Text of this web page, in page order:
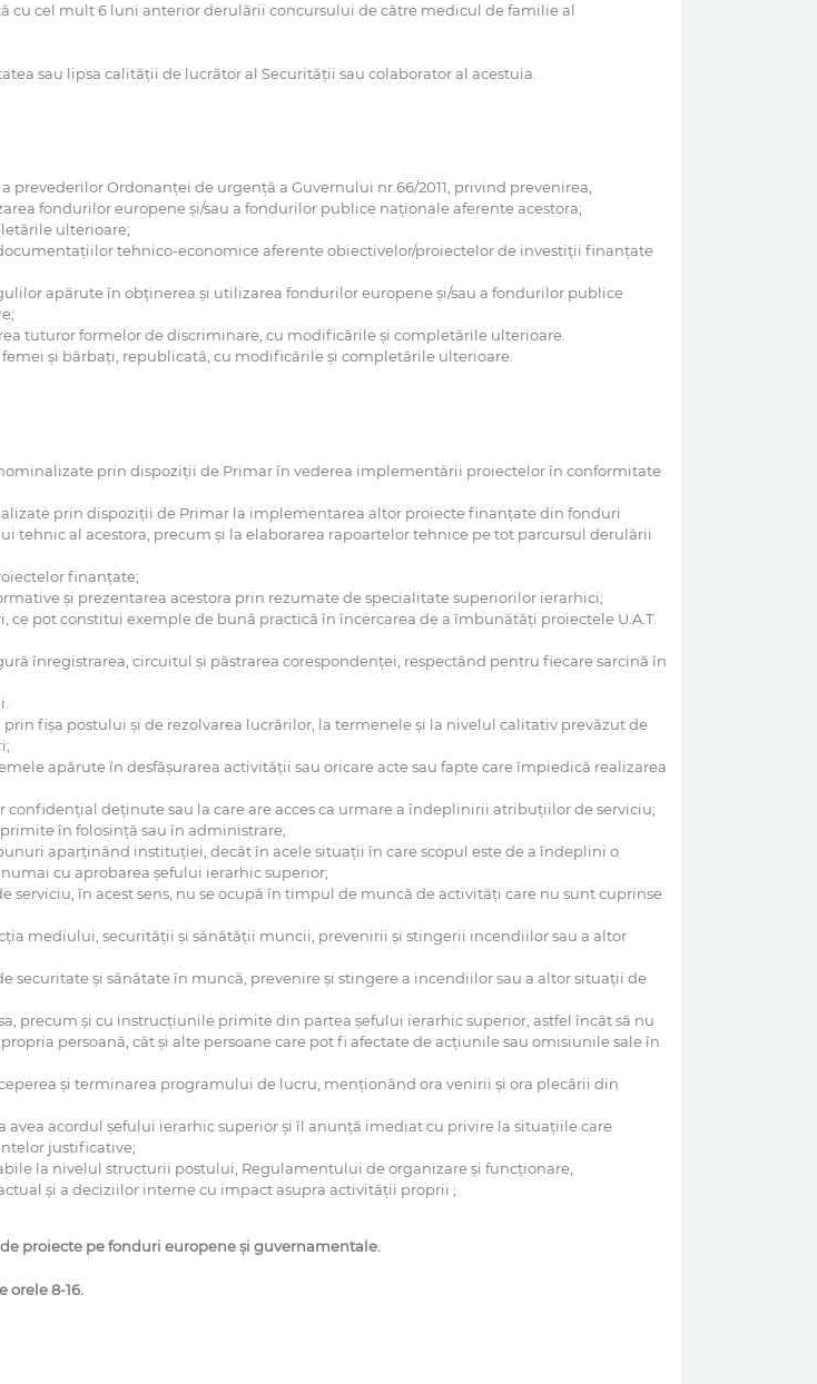
cu cel mult 6 luni anterior derulării concursului de către medicul de familie al
sau lipsa calității de lucrător al Securității sau colaborator al acestuia.
prevederilor Ordonanței de urgență a Guvernului nr.66/2011, privind prevenirea,
fondurilor europene și/sau a fondurilor publice naționale aferente acestora;
ulterioare;
tehnico-economice aferente obiectivelor/proiectelor de investiții finanțate
apărute în obținerea și utilizarea fondurilor europene și/sau a fondurilor publice
tuturor formelor de discriminare, cu modificările și completările ulterioare.
și bărbați, republicată, cu modificările și completările ulterioare.
prin dispoziţii de Primar în vederea implementării proiectelor în conformitate
prin dispoziţii de Primar la implementarea altor proiecte finanţate din fonduri
al acestora, precum şi la elaborarea rapoartelor tehnice pe tot parcursul derulării
finanţate;
şi prezentarea acestora prin rezumate de specialitate superiorilor ierarhici;
pot constitui exemple de bună practică în încercarea de a îmbunătăţi proiectele U.A.T.
înregistrarea, circuitul şi păstrarea corespondenţei, respectând pentru fiecare sarcină în
fişa postului şi de rezolvarea lucrărilor, la termenele şi la nivelul calitativ prevăzut de
apărute în desfăşurarea activităţii sau oricare acte sau fapte care împiedică realizarea
deţinute sau la care are acces ca urmare a îndeplinirii atribuţiilor de serviciu;
în folosinţă sau în administrare;
aparţinând instituţiei, decât în acele situaţii în care scopul este de a îndeplini o
cu aprobarea şefului ierarhic superior;
în acest sens, nu se ocupă în timpul de muncă de activităţi care nu sunt cuprinse
mediului, securităţii şi sănătăţii muncii, prevenirii şi stingerii incendiilor sau a altor
şi sănătate în muncă, prevenire şi stingere a incendiilor sau a altor situaţii de
precum şi cu instrucţiunile primite din partea şefului ierarhic superior, astfel încât să nu
persoană, cât şi alte persoane care pot fi afectate de acţiunile sau omisiunile sale în
şi terminarea programului de lucru, menţionând ora venirii şi ora plecării din
acordul şefului ierarhic superior şi îl anunţă imediat cu privire la situaţiile care
justificative;
la nivelul structurii postului, Regulamentului de organizare şi funcţionare,
şi a deciziilor interne cu impact asupra activităţii proprii ;
proiecte pe fonduri europene și guvernamentale.
8-16.